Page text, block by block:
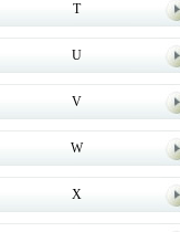
T
U
V
W
X